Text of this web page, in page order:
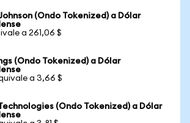
(Ondo Tokenized) a Dólar
a 261,06 $
(Ondo Tokenized) a Dólar
a 3,66 $
(Ondo Tokenized) a Dólar